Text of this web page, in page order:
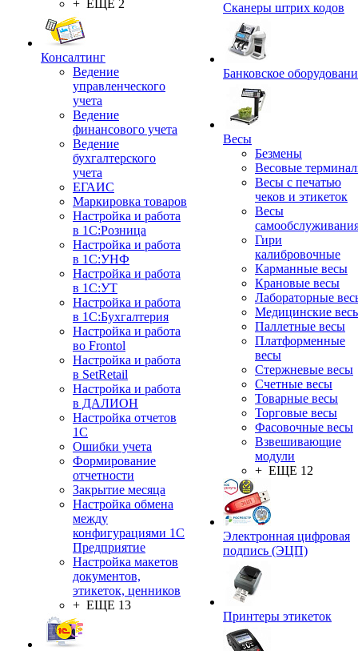
+ ЕЩЕ 2
Консалтинг
Ведение
управленческого
учета
Ведение
финансового учета
Ведение
бухгалтерского
учета
ЕГАИС
Маркировка товаров
Настройка и работа
в 1С:Розница
Настройка и работа
в 1С:УНФ
Настройка и работа
в 1С:УТ
Настройка и работа
в 1С:Бухгалтерия
Настройка и работа
во Frontol
Настройка и работа
в SetRetail
Настройка и работа
в ДАЛИОН
Настройка отчетов
1С
Ошибки учета
Формирование
отчетности
Закрытие месяца
Настройка обмена
между
конфигурациями 1С
Предприятие
Настройка макетов
документов,
этикеток, ценников
+ ЕЩЕ 13
Сканеры штрих кодов
Банковское
Весы
Безмены
Весовые
Весы с печатью
чеков и этикеток
Весы
Гири
калибровочные
Карманные весы
Крановые весы
Лабораторные
Медицинские
Паллетные весы
Платформенные
весы
Стержневые весы
Счетные весы
Товарные весы
Торговые весы
Фасовочные весы
Взвешивающие
модули
+ ЕЩЕ 12
Электронная цифровая
подпись (ЭЦП)
Принтеры этикеток